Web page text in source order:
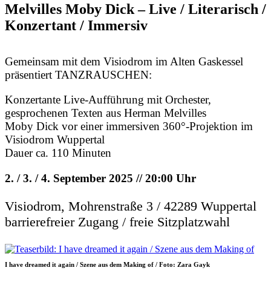
Melvilles Moby Dick – Live / Literarisch /
Konzertant / Immersiv
Gemeinsam mit dem Visiodrom im Alten Gaskessel
präsentiert TANZRAUSCHEN:
Konzertante Live-Aufführung mit Orchester,
gesprochenen Texten aus Herman Melvilles
Moby Dick vor einer immersiven 360°-Projektion im
Visiodrom Wuppertal
Dauer ca. 110 Minuten
2. / 3. / 4. September 2025 // 20:00 Uhr
Visiodrom, Mohrenstraße 3 / 42289 Wuppertal
barrierefreier Zugang / freie Sitzplatzwahl
I have dreamed it again / Szene aus dem Making of / Foto: Zara Gayk